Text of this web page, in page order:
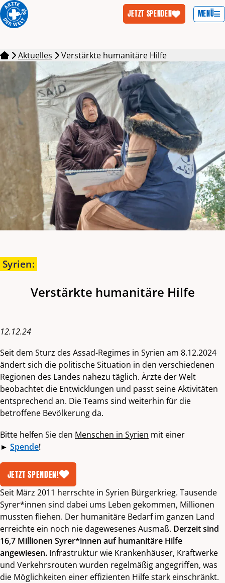
JETZT SPENDEN MENÜ
Aktuelles
Verstärkte humanitäre Hilfe
Syrien:
Verstärkte humanitäre Hilfe
12.12.24
Seit dem Sturz des Assad-Regimes in Syrien am 8.12.2024
ändert sich die politische Situation in den verschiedenen
Regionen des Landes nahezu täglich. Ärzte der Welt
beobachtet die Entwicklungen und passt seine Aktivitäten
entsprechend an. Die Teams sind weiterhin für die
betroffene Bevölkerung da.
Bitte helfen Sie den Menschen in Syrien mit einer
► Spende!
JETZT SPENDEN!
Seit März 2011 herrschte in Syrien Bürgerkrieg. Tausende
Syrer*innen sind dabei ums Leben gekommen, Millionen
mussten fliehen. Der humanitäre Bedarf im ganzen Land
erreichte ein noch nie dagewesenes Ausmaß. Derzeit sind
16,7 Millionen Syrer*innen auf humanitäre Hilfe
angewiesen. Infrastruktur wie Krankenhäuser, Kraftwerke
und Verkehrsrouten wurden regelmäßig angegriffen, was
die Möglichkeiten einer effizienten Hilfe stark einschränkt.